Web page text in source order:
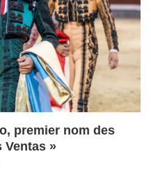
premier nom des
Ventas »